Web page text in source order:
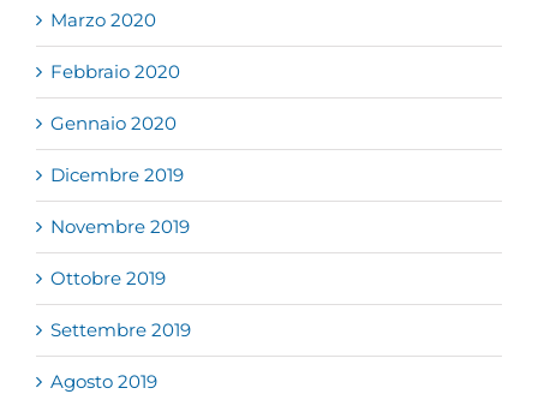
Marzo 2020
Febbraio 2020
Gennaio 2020
Dicembre 2019
Novembre 2019
Ottobre 2019
Settembre 2019
Agosto 2019